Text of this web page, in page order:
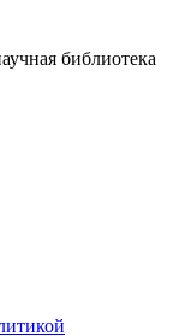
библиотека